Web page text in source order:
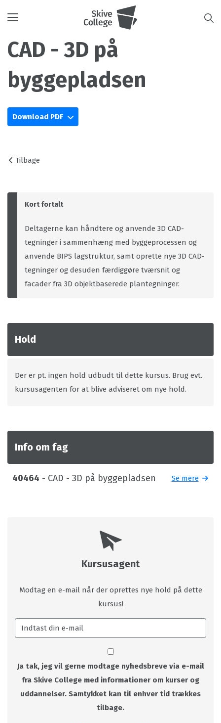
Toggle
CAD - 3D på
byggepladsen
Download PDF
Tilbage
Kort fortalt
Deltagerne kan håndtere og anvende 3D CAD-
tegninger i sammenhæng med byggeprocessen og
anvende BIPS lagstruktur, samt oprette nye 3D CAD-
tegninger og desuden færdiggøre tværsnit og
facader fra 3D objektbaserede plantegninger.
Hold
Der er pt. ingen hold udbudt til dette kursus. Brug evt.
kursusagenten for at blive adviseret om nye hold.
Info om fag
40464 - CAD - 3D på byggepladsen Se mere
Kursusagent
Modtag en e-mail når der oprettes nye hold på dette
kursus!
Ja tak, jeg vil gerne modtage nyhedsbreve via e-mail
fra Skive College med informationer om kurser og
uddannelser. Samtykket kan til enhver tid trækkes
tilbage.